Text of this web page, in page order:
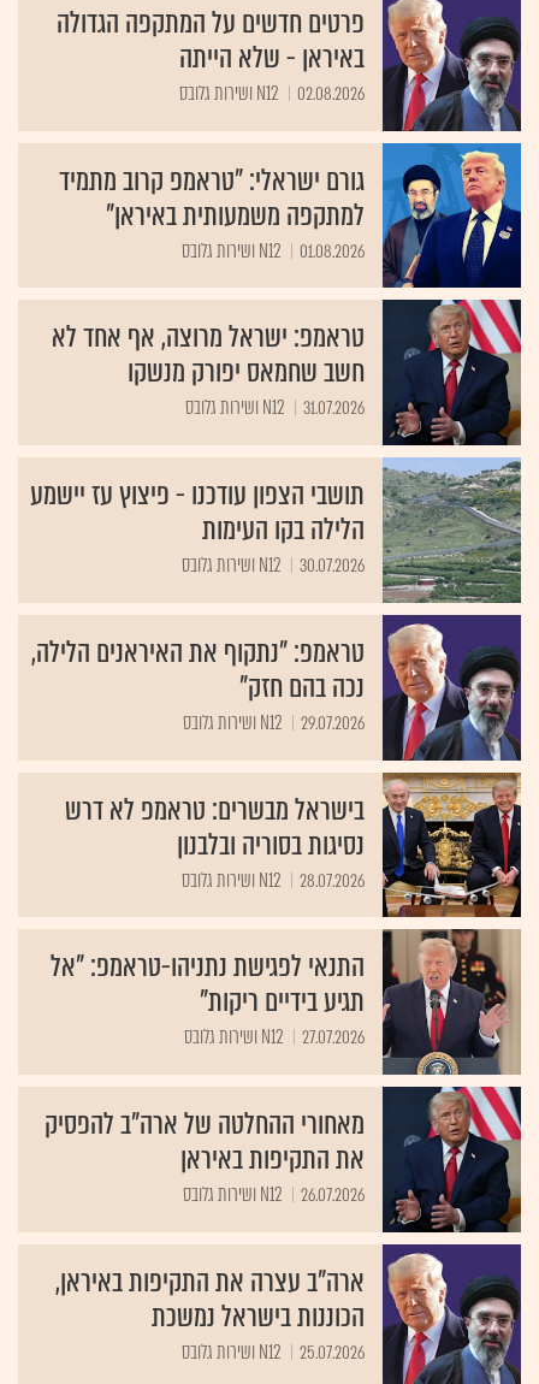
פרטים חדשים על המתקפה הגדולה
באיראן - שלא הייתה
02.08.2026 N12 ושירות גלובס
גורם ישראלי: "טראמפ קרוב מתמיד
למתקפה משמעותית באיראן"
01.08.2026 N12 ושירות גלובס
טראמפ: ישראל מרוצה, אף אחד לא
חשב שחמאס יפורק מנשקו
31.07.2026 N12 ושירות גלובס
תושבי הצפון עודכנו - פיצוץ עז יישמע
הלילה בקו העימות
30.07.2026 N12 ושירות גלובס
טראמפ: "נתקוף את האיראנים הלילה,
נכה בהם חזק"
29.07.2026 N12 ושירות גלובס
בישראל מבשרים: טראמפ לא דרש
נסיגות בסוריה ובלבנון
28.07.2026 N12 ושירות גלובס
התנאי לפגישת נתניהו-טראמפ: "אל
תגיע בידיים ריקות"
27.07.2026 N12 ושירות גלובס
מאחורי ההחלטה של ארה"ב להפסיק
את התקיפות באיראן
26.07.2026 N12 ושירות גלובס
ארה"ב עצרה את התקיפות באיראן,
הכוננות בישראל נמשכת
25.07.2026 N12 ושירות גלובס